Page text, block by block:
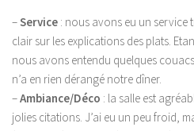
–Service : nous avons eu un service
clair sur les explications des plats.
nous avons entendu quelques
n’a en rien dérangé notre dîner.
–Ambiance/Déco : la salle est
jolies citations. J’ai eu un peu froid,